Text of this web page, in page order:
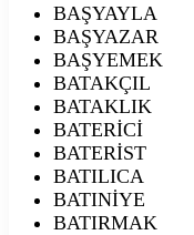
BAŞYAYLA
BAŞYAZAR
BAŞYEMEK
BATAKÇIL
BATAKLIK
BATERİCİ
BATERİST
BATILICA
BATINİYE
BATIRMAK